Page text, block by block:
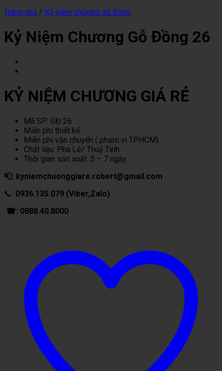
Trang chủ / Kỷ niệm chương gỗ đồng
Kỷ Niệm Chương Gỗ Đồng 26
KỶ NIỆM CHƯƠNG GIÁ RẺ
Mã SP: GĐ 26
Miễn phí thiết kế.
Miễn phí vận chuyển ( phạm vi TP.HCM)
Chất liệu: Pha Lê/ Thuỷ Tinh
Thời gian sản xuất: 5 – 7 ngày.
📮: kyniemchuonggiare.robert@gmail.com
📞: 0936.135.079 (Viber,Zalo)
☎: 0888.40.8000